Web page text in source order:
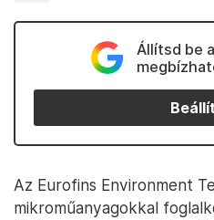
Állítsd be
Az Eurofins Environment
mikroműanyagokkal